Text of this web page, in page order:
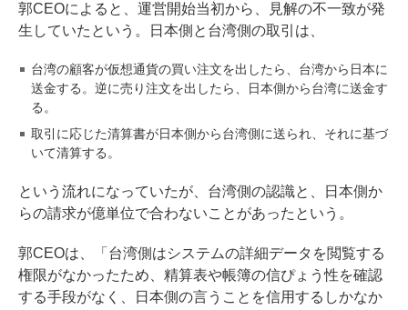
郭CEOによると、運営開始当初から、見解の不一致が発
生していたという。日本側と台湾側の取引は、
台湾の顧客が仮想通貨の買い注文を出したら、台湾から日本に
送金する。逆に売り注文を出したら、日本側から台湾に送金す
る。
取引に応じた清算書が日本側から台湾側に送られ、それに基づ
いて清算する。
という流れになっていたが、台湾側の認識と、日本側か
らの請求が億単位で合わないことがあったという。
郭CEOは、「台湾側はシステムの詳細データを閲覧する
権限がなかったため、精算表や帳簿の信ぴょう性を確認
する手段がなく、日本側の言うことを信用するしかなか